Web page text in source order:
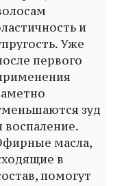
и
Уже
первого
зуд
воспаление.
масла,
в
помогут